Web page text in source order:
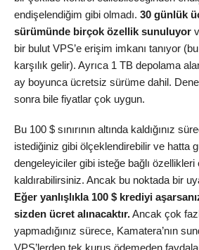
endişelendiğim gibi olmadı. 30 günlük
sürümünde birçok özellik sunuluyor
bir bulut VPS’e erişim imkanı tanıyor
karşılık gelir). Ayrıca 1 TB depolama
ay boyunca ücretsiz sürüme dahil.
sonra bile fiyatlar çok uygun.
Bu 100 $ sınırının altında kaldığınız
istediğiniz gibi ölçeklendirebilir ve hatta
dengeleyiciler gibi isteğe bağlı
kaldırabilirsiniz. Ancak bu noktada bir
Eğer yanlışlıkla 100 $ krediyi
sizden ücret alınacaktır.Ancak çok
yapmadığınız sürece, Kamatera’nın
VPS’lerden tek kuruş ödemeden